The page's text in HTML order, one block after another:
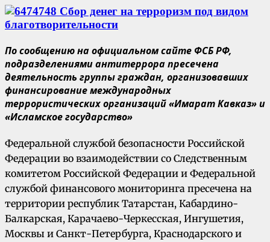
По сообщению на официальном сайте ФСБ РФ,
подразделениями антитеррора пресечена
деятельность группы граждан, организовавших
финансирование международных
террористических организаций «Имарат Кавказ» и
«Исламское государство»
Федеральной службой безопасности Российской
Федерации во взаимодействии со Следственным
комитетом Российской Федерации и Федеральной
службой финансового мониторинга пресечена на
территории республик Татарстан, Кабардино-
Балкарская, Карачаево-Черкесская, Ингушетия,
Москвы и Санкт-Петербурга, Краснодарского и